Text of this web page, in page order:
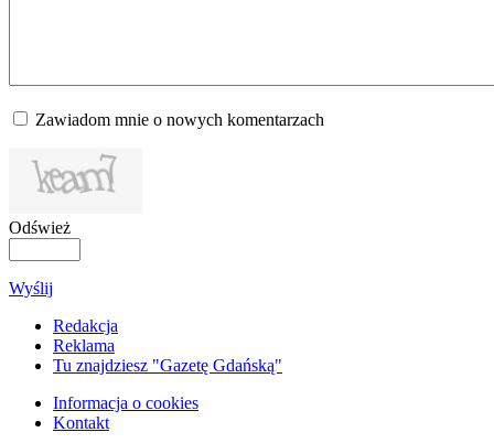
Zawiadom mnie o nowych komentarzach
Odśwież
Wyślij
Redakcja
Reklama
Tu znajdziesz "Gazetę Gdańską"
Informacja o cookies
Kontakt